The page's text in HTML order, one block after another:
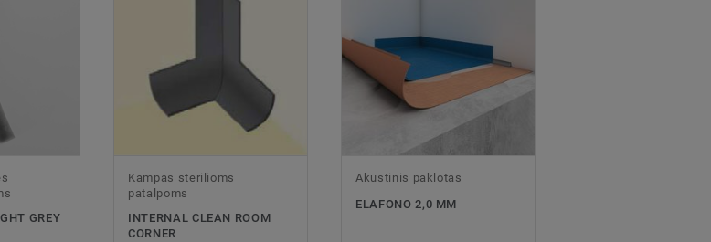
GREY
Kampas sterilioms
patalpoms
INTERNAL CLEAN ROOM
CORNER
Akustinis paklotas
ELAFONO 2,0 MM